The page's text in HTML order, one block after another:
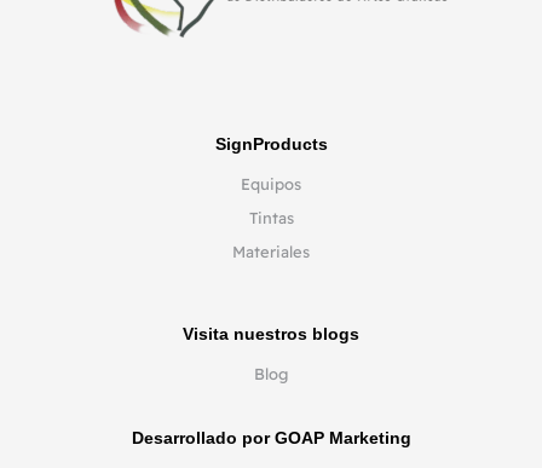
SignProducts
Equipos
Tintas
Materiales
Desarrollado por GOAP Marketing
Visita nuestros blogs
Blog